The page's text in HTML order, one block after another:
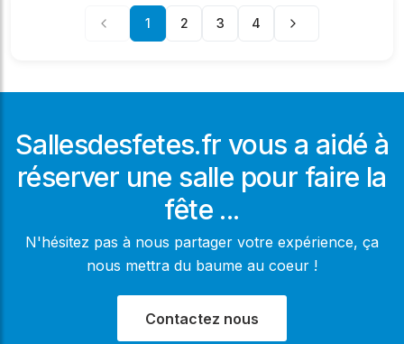
1 2 3 4
Sallesdesfetes.fr vous a aidé à
réserver une salle pour faire la
fête ...
N'hésitez pas à nous partager votre expérience, ça
nous mettra du baume au coeur !
Contactez nous